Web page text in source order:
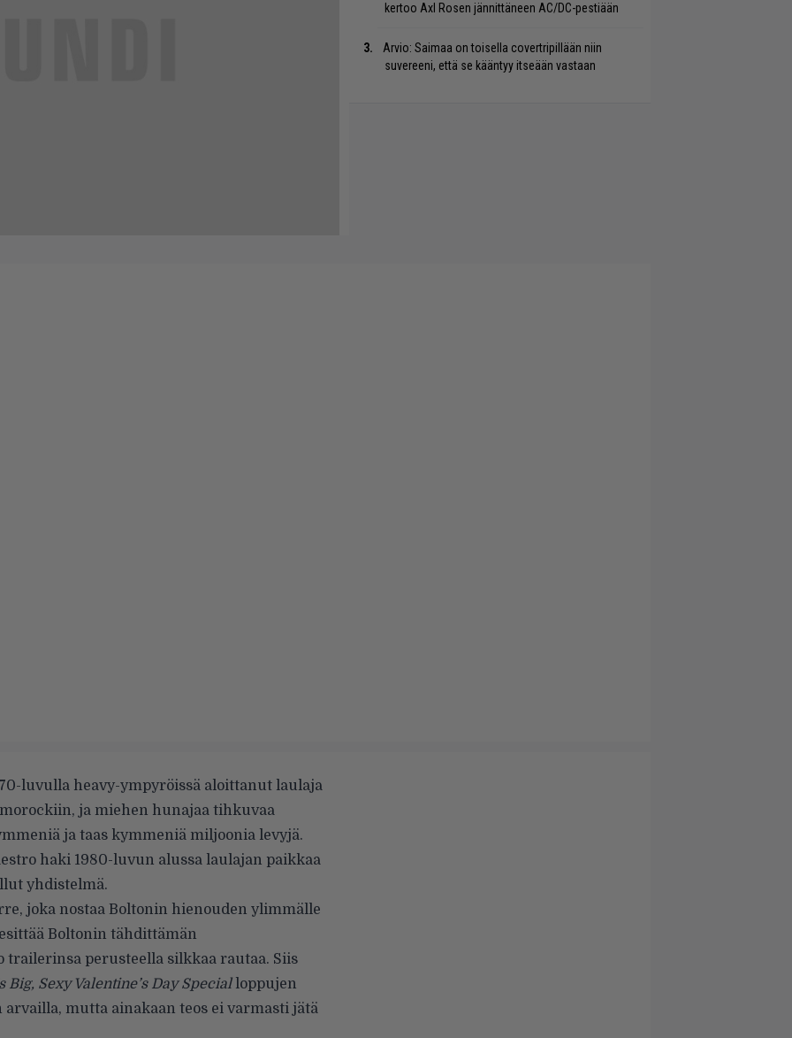
kertoo Axl Rosen jännittäneen AC/DC-pestiään
Arvio: Saimaa on toisella covertripillään niin
suvereeni, että se kääntyy itseään vastaan
luvulla heavy-ympyröissä aloittanut laulaja
ja miehen hunajaa tihkuvaa
ja taas kymmeniä miljoonia levyjä.
haki 1980-luvun alussa laulajan paikkaa
yhdistelmä.
joka nostaa Boltonin hienouden ylimmälle
Boltonin tähdittämän
trailerinsa perusteella silkkaa rautaa. Siis
Big, Sexy Valentine’s Day Specialloppujen
mutta ainakaan teos ei varmasti jätä